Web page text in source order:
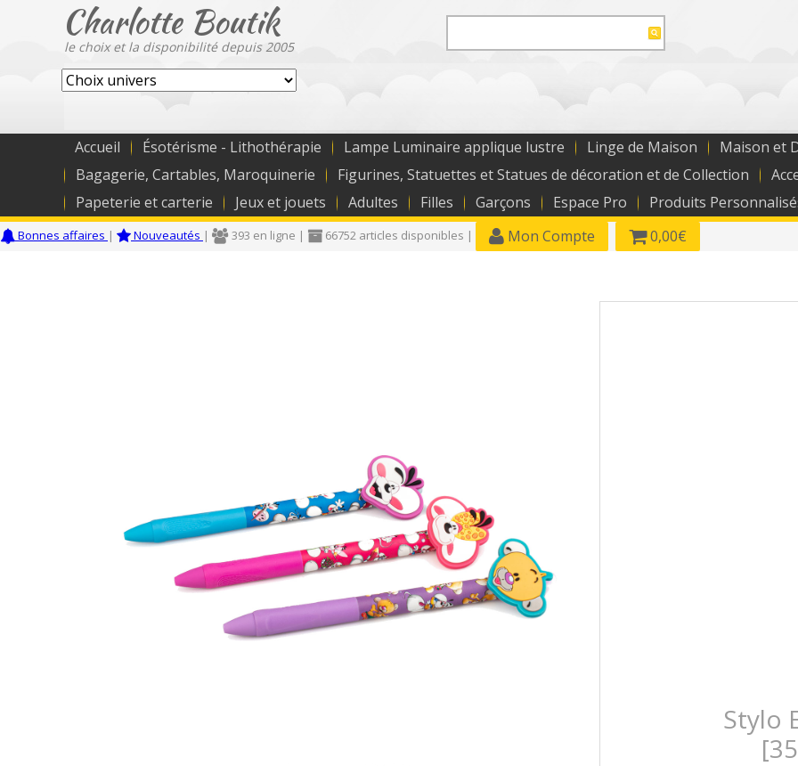
Charlotte Boutik
le choix et la disponibilité depuis 2005
Accueil Ésotérisme - Lithothérapie Lampe Luminaire applique lustre Linge de Maison
Maison et
Bagagerie, Cartables, Maroquinerie
Figurines, Statuettes et Statues de décoration et de Collection
Papeterie et carterie
Jeux et jouets Adultes Filles Garçons Espace Pro Produits
Bonnes affaires | Nouveautés | 393 en ligne | 66752 articles disponibles | Mon Compte 0,00€
Stylo